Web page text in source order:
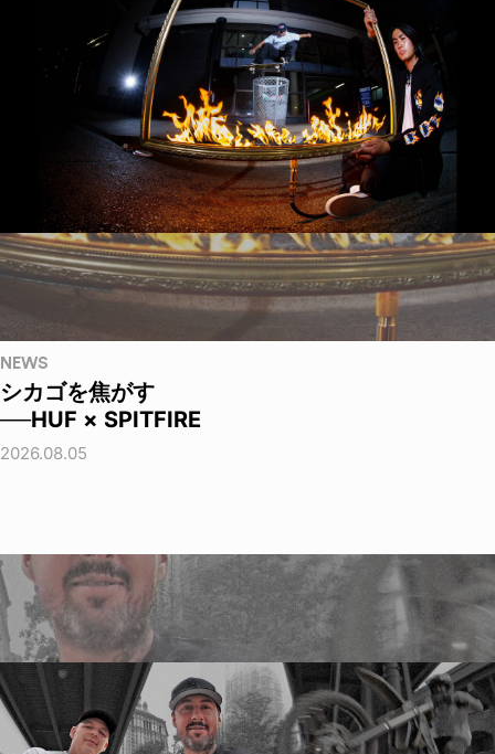
NEWS
シカゴを焦がす
──HUF × SPITFIRE
2026.08.05